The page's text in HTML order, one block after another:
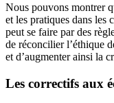
Nous pouvons montrer
et les pratiques dans les
peut se faire par des
de réconcilier l’éthique
et d’augmenter ainsi la
Les correctifs aux